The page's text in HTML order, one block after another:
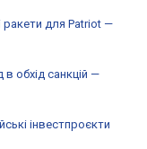
ракети для Patriot —
обхід санкцій —
інвестпроєкти